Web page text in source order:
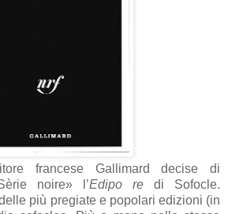
francese Gallimard decise di
noire» l’Edipo re di Sofocle.
più pregiate e popolari edizioni (in